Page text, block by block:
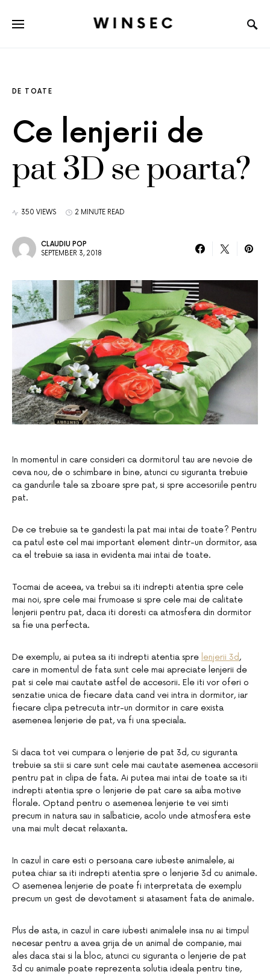
WINSEC
DE TOATE
Ce lenjerii de
pat 3D se poarta?
350 VIEWS 2 MINUTE READ
CLAUDIU POP
SEPTEMBER 3, 2018
In momentul in care consideri ca dormitorul tau are nevoie de
ceva nou, de o schimbare in bine, atunci cu siguranta trebuie
ca gandurile tale sa zboare spre pat, si spre accesoriile pentru
pat.
De ce trebuie sa te gandesti la pat mai intai de toate? Pentru
ca patul este cel mai important element dintr-un dormitor, asa
ca el trebuie sa iasa in evidenta mai intai de toate.
Tocmai de aceea, va trebui sa iti indrepti atentia spre cele
mai noi, spre cele mai frumoase si spre cele mai de calitate
lenjerii pentru pat, daca iti doresti ca atmosfera din dormitor
sa fie una perfecta.
De exemplu, ai putea sa iti indrepti atentia spre lenjerii 3d,
care in momentul de fata sunt cele mai apreciate lenjerii de
pat si cele mai cautate astfel de accesorii. Ele iti vor oferi o
senzatie unica de fiecare data cand vei intra in dormitor, iar
fiecare clipa petrecuta intr-un dormitor in care exista
asemenea lenjerie de pat, va fi una speciala.
Si daca tot vei cumpara o lenjerie de pat 3d, cu siguranta
trebuie sa stii si care sunt cele mai cautate asemenea accesorii
pentru pat in clipa de fata. Ai putea mai intai de toate sa iti
indrepti atentia spre o lenjerie de pat care sa aiba motive
florale. Optand pentru o asemenea lenjerie te vei simti
precum in natura sau in salbaticie, acolo unde atmosfera este
una mai mult decat relaxanta.
In cazul in care esti o persoana care iubeste animalele, ai
putea chiar sa iti indrepti atentia spre o lenjerie 3d cu animale.
O asemenea lenjerie de poate fi interpretata de exemplu
precum un gest de devotament si atasament fata de animale.
Plus de asta, in cazul in care iubesti animalele insa nu ai timpul
necesar pentru a avea grija de un animal de companie, mai
ales daca stai si la bloc, atunci cu siguranta o lenjerie de pat
3d cu animale poate reprezenta solutia ideala pentru tine,